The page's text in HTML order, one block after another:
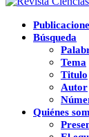
Búsqueda
Tema
Titulo
Autor
Quiénes